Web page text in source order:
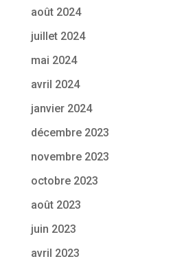
août 2024
juillet 2024
mai 2024
avril 2024
janvier 2024
décembre 2023
novembre 2023
octobre 2023
août 2023
juin 2023
avril 2023